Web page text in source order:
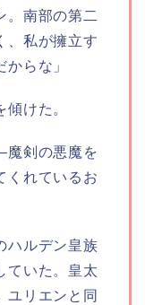
。南部の第二
、私が擁立す
らな」
けた。
魔剣の悪魔を
くれているお
ハルデン皇族
ていた。皇太
ユリエンと同